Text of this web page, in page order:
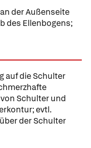
der Außenseite
des Ellenbogens;
auf die Schulter
Schulter und
evtl.
der Schulter